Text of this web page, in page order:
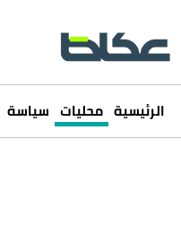
الرئيسية محليات سياسة